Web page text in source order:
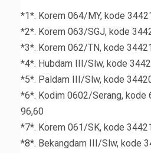
*1*. Korem 064/MY, kode
*2*. Korem 063/SGJ, kode
*3*. Korem 062/TN, kode
*4*. Hubdam III/Slw, kode
*5*. Paldam III/Slw, kode
*6*. Kodim 0602/Serang, kode
96,60
*7*. Korem 061/SK, kode
*8*. Bekangdam III/Slw, kode